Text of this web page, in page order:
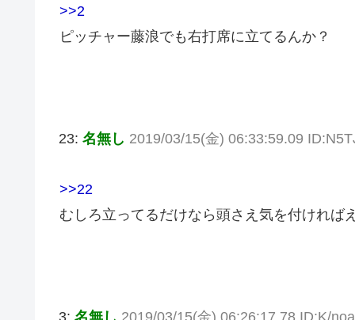
>>2
ピッチャー藤浪でも右打席に立てるんか？
23: 名無し 2019/03/15(金) 06:33:59.09
>>22
むしろ立ってるだけなら頭さえ気を付ければ